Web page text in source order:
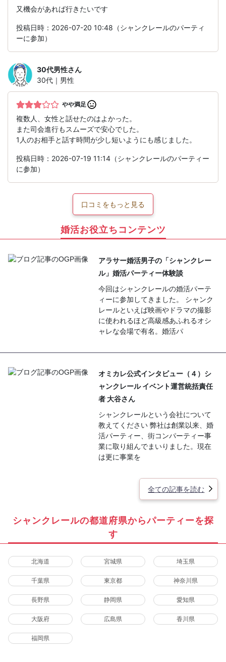
又機会があれば行きたいです
投稿日時：2026-07-20 10:48（シャンクレールのパーティ
ーに参加）
30代男性さん
30代｜男性
やや満足
複数人、女性と話せたのはよかった。
また司会進行もスムーズで安心でした。
1人のお相手と話す時間が少し短いようにも感じました。
投稿日時：2026-07-19 11:14（シャンクレールのパーティー
に参加）
口コミをもっと見る
婚活お役立ちコンテンツ
アラサー婚活男子の「シャンクレー
ル」婚活パーティー体験談
今回はシャンクレールの婚活パーテ
ィーに参加してきました。 シャンク
レールといえば映画やドラマの撮影
に使われるほど高級感あふれるオシ
ャレな会場で有名。婚活パ
オミカレ公式インタビュー（４）シ
ャンクレール イベント運営統括責任
者 大谷さん
シャンクレールという会社について
教えてください 弊社は創業以来、婚
活パーティー、街コンパーティー事
業に取り組んでまいりました。現在
は更に事業を
全ての記事を読む
シャンクレールの都道府県からパーティーを探
す
北海道 宮城県 埼玉県
千葉県 東京都 神奈川県
長野県 静岡県 愛知県
大阪府 広島県 香川県
福岡県